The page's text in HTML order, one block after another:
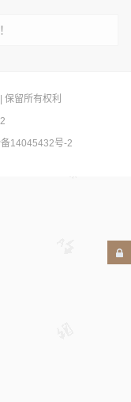
| 保留所有权利
14045432号-2